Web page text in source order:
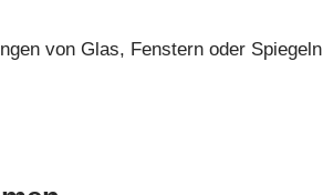
von Glas, Fenstern oder Spiegeln